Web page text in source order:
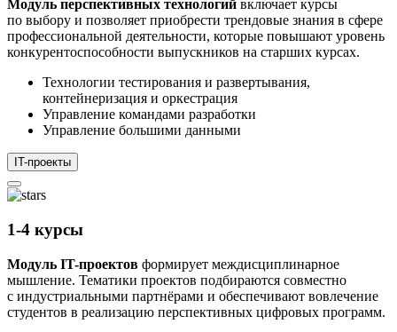
Модуль перспективных технологий включает курсы
по выбору и позволяет приобрести трендовые знания в сфере
профессиональной деятельности, которые повышают уровень
конкурентоспособности выпускников на старших курсах.
Технологии тестирования и развертывания,
контейнеризация и оркестрация
Управление командами разработки
Управление большими данными
IT-проекты
1-4 курсы
Модуль IT-проектов формирует междисциплинарное
мышление. Тематики проектов подбираются совместно
с индустриальными партнёрами и обеспечивают вовлечение
студентов в реализацию перспективных цифровых программ.